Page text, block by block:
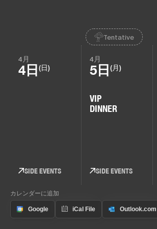
Tentative
4月
4日 (日)
SIDE EVENTS
4月
5日 (月)
VIP
DINNER
SIDE EVENTS
カレンダーに追加